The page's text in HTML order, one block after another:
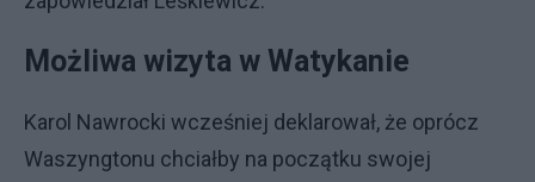
Możliwa wizyta w Watykanie
Karol Nawrocki wcześniej deklarował, że oprócz
Waszyngtonu chciałby na początku swojej